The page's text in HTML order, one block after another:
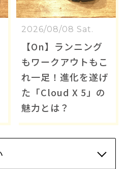
2026/08/08 Sat.
【On】ランニング
もワークアウトもこ
れ一足！進化を遂げ
た「Cloud X 5」の
魅力とは？